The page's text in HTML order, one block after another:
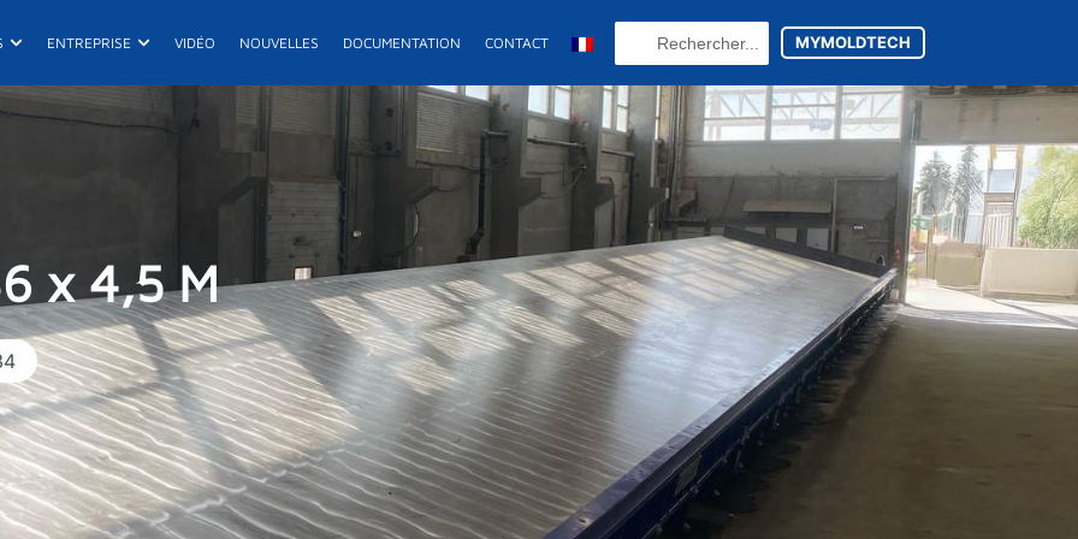
Ouvrir Projets
ENTREPRISE Ouvrir Entreprise
VIDÉO NOUVELLES DOCUMENTATION CONTACT
EN
FR
RU
ES
Deutsch( Allemand)
MYMOLDTECH
x 4,5 M